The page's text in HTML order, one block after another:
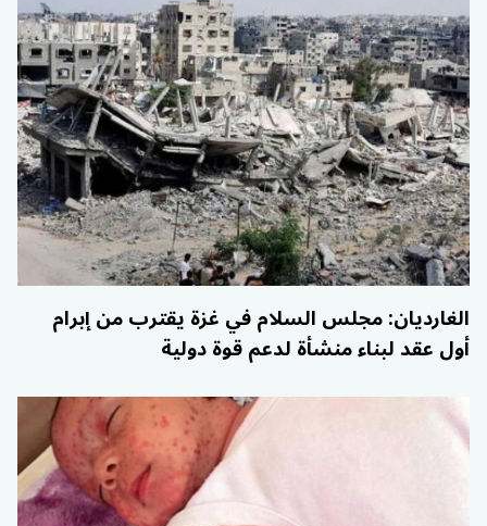
الغارديان: مجلس السلام في غزة يقترب من إبرام
أول عقد لبناء منشأة لدعم قوة دولية